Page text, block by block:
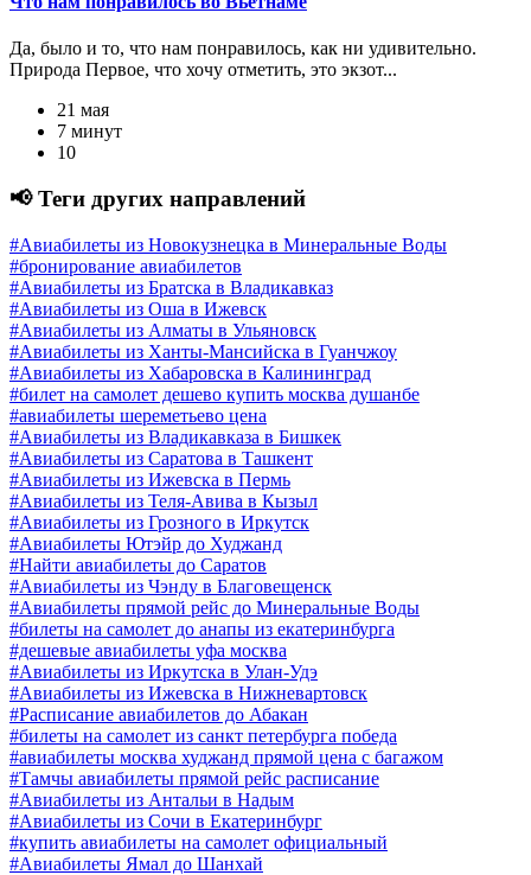
Да, было и то, что нам понравилось, как ни удивительно.
Природа Первое, что хочу отметить, это экзот...
21 мая
7 минут
10
📢 Теги других направлений
#Авиабилеты из Новокузнецка в Минеральные Воды
#бронирование авиабилетов
#Авиабилеты из Братска в Владикавказ
#Авиабилеты из Оша в Ижевск
#Авиабилеты из Алматы в Ульяновск
#Авиабилеты из Ханты-Мансийска в Гуанчжоу
#Авиабилеты из Хабаровска в Калининград
#билет на самолет дешево купить москва душанбе
#авиабилеты шереметьево цена
#Авиабилеты из Владикавказа в Бишкек
#Авиабилеты из Саратова в Ташкент
#Авиабилеты из Ижевска в Пермь
#Авиабилеты из Теля-Авива в Кызыл
#Авиабилеты из Грозного в Иркутск
#Авиабилеты Ютэйр до Худжанд
#Найти авиабилеты до Саратов
#Авиабилеты из Чэнду в Благовещенск
#Авиабилеты прямой рейс до Минеральные Воды
#билеты на самолет до анапы из екатеринбурга
#дешевые авиабилеты уфа москва
#Авиабилеты из Иркутска в Улан-Удэ
#Авиабилеты из Ижевска в Нижневартовск
#Расписание авиабилетов до Абакан
#билеты на самолет из санкт петербурга победа
#авиабилеты москва худжанд прямой цена с багажом
#Тамчы авиабилеты прямой рейс расписание
#Авиабилеты из Антальи в Надым
#Авиабилеты из Сочи в Екатеринбург
#купить авиабилеты на самолет официальный
#Авиабилеты Ямал до Шанхай